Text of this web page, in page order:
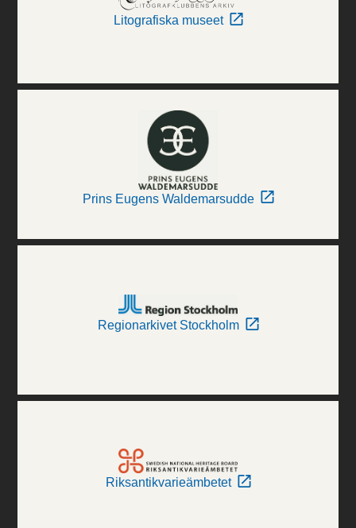
Litografiska museet
Prins Eugens Waldemarsudde
Regionarkivet Stockholm
Riksantikvarieämbetet